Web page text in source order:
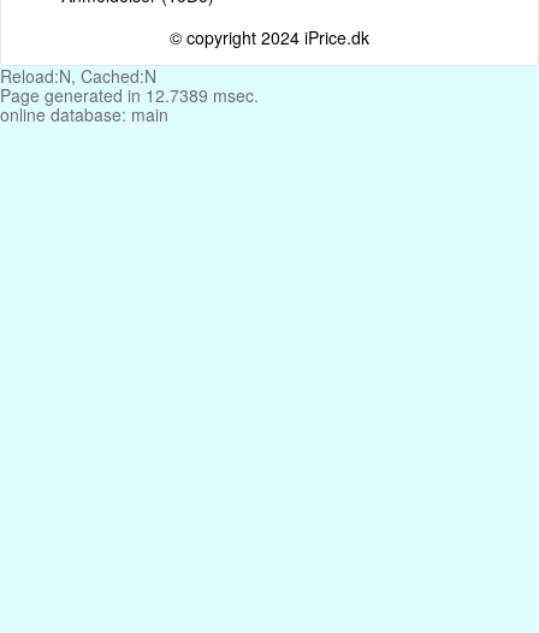
© copyright 2024 iPrice.dk
Reload:N, Cached:N
Page generated in 12.7389 msec.
online database: main